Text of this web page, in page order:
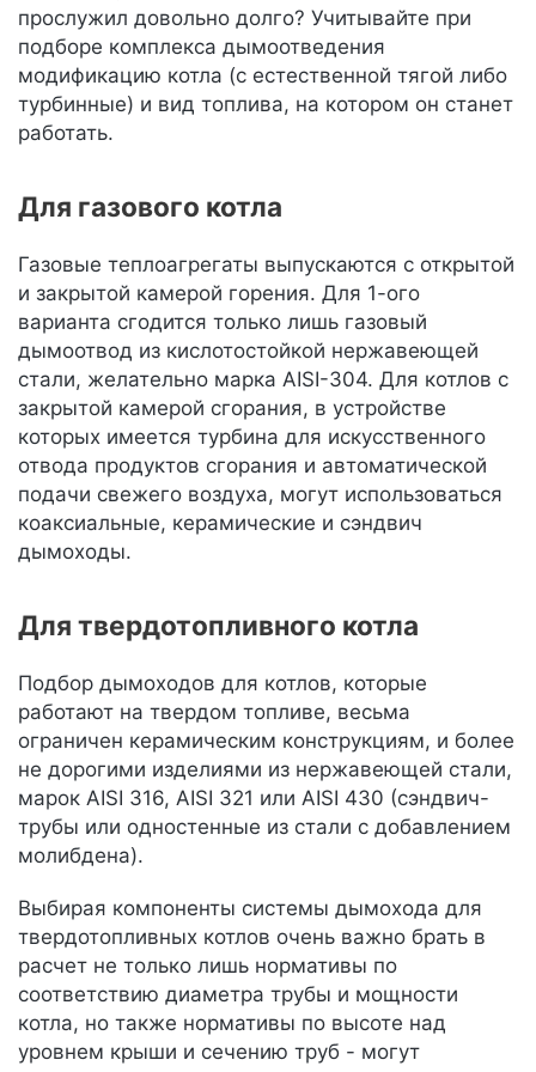
прослужил довольно долго? Учитывайте при
подборе комплекса дымоотведения
модификацию котла (с естественной тягой либо
турбинные) и вид топлива, на котором он станет
работать.
Для газового котла
Газовые теплоагрегаты выпускаются с открытой
и закрытой камерой горения. Для 1-ого
варианта сгодится только лишь газовый
дымоотвод из кислотостойкой нержавеющей
стали, желательно марка AISI-304. Для котлов с
закрытой камерой сгорания, в устройстве
которых имеется турбина для искусственного
отвода продуктов сгорания и автоматической
подачи свежего воздуха, могут использоваться
коаксиальные, керамические и сэндвич
дымоходы.
Для твердотопливного котла
Подбор дымоходов для котлов, которые
работают на твердом топливе, весьма
ограничен керамическим конструкциям, и более
не дорогими изделиями из нержавеющей стали,
марок AISI 316, AISI 321 или AISI 430 (сэндвич-
трубы или одностенные из стали с добавлением
молибдена).
Выбирая компоненты системы дымохода для
твердотопливных котлов очень важно брать в
расчет не только лишь нормативы по
соответствию диаметра трубы и мощности
котла, но также нормативы по высоте над
уровнем крыши и сечению труб - могут